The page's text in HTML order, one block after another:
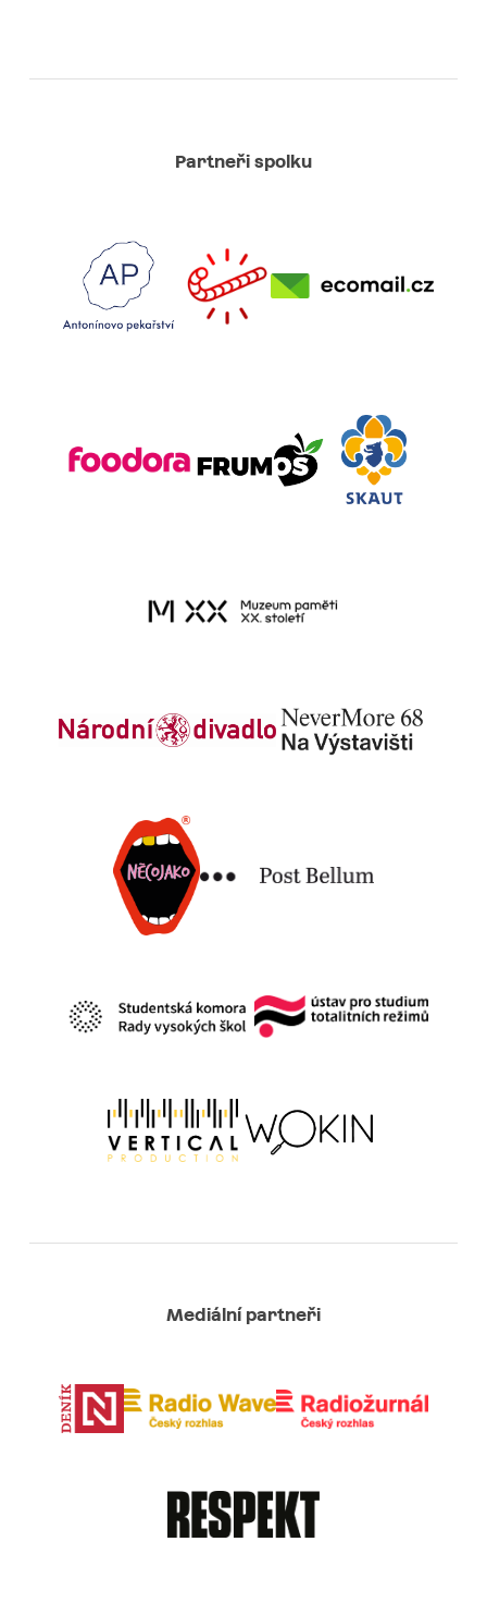
Partneři spolku
Mediální partneři